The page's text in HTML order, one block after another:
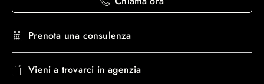
Prenota una consulenza
Vieni a trovarci in agenzia